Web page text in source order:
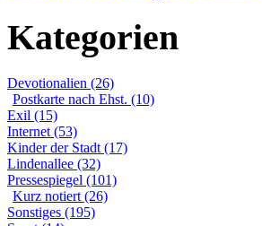
Kategorien
Devotionalien (26)
Postkarte nach Ehst. (10)
Exil (15)
Internet (53)
Kinder der Stadt (17)
Lindenallee (32)
Pressespiegel (101)
Kurz notiert (26)
Sonstiges (195)